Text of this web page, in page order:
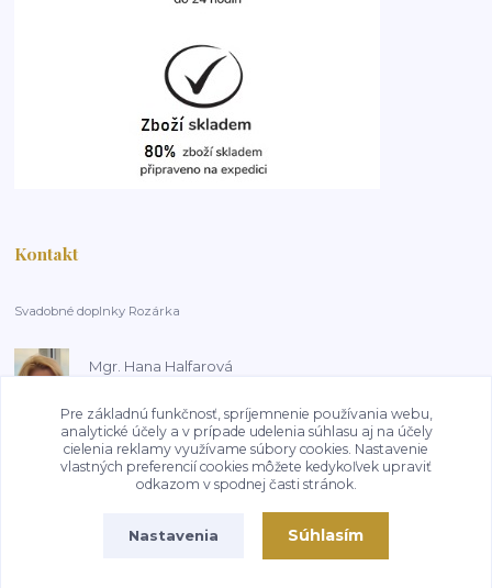
Kontakt
Svadobné doplnky Rozárka
Mgr. Hana Halfarová
14:00-18:00, pracovní dny
HalfarovaHana@seznam.cz
Pre základnú funkčnosť, spríjemnenie používania webu,
analytické účely a v prípade udelenia súhlasu aj na účely
cielenia reklamy využívame súbory cookies. Nastavenie
vlastných preferencií cookies môžete kedykoľvek upraviť
odkazom v spodnej časti stránok.
Nastavenia Súhlasím